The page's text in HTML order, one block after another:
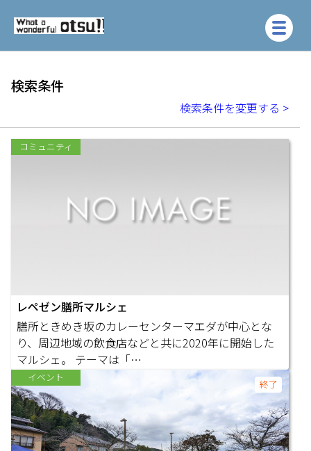
検索条件
検索条件を変更する >
コミュニティ
レペゼン膳所マルシェ
膳所ときめき坂のカレーセンターマエダが中心とな
り、周辺地域の飲食店などと共に2020年に開始した
マルシェ。 テーマは「…
イベント
終了